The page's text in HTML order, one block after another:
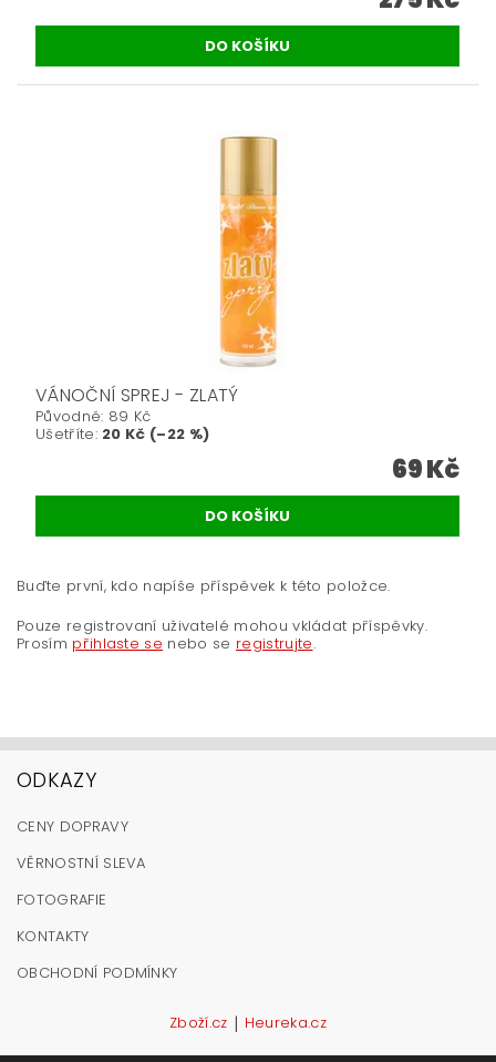
VÁNOČNÍ SPREJ - ZLATÝ
Původně: 89 Kč
Ušetříte: 20 Kč (–22 %)
69 Kč
Buďte první, kdo napíše příspěvek k této položce.
Pouze registrovaní uživatelé mohou vkládat příspěvky.
Prosím přihlaste se nebo se registrujte.
ODKAZY
CENY DOPRAVY
VĚRNOSTNÍ SLEVA
FOTOGRAFIE
KONTAKTY
OBCHODNÍ PODMÍNKY
Zboží.cz | Heureka.cz